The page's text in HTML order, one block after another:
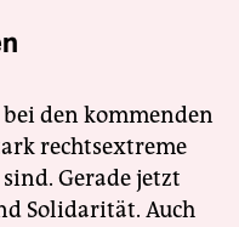
den kommenden
rechtsextreme
Gerade jetzt
Solidarität. Auch